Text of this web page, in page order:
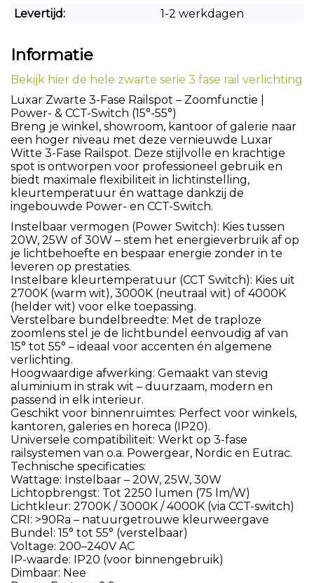
Levertijd:
1-2 werkdagen
Informatie
Bekijk hier de hele zwarte serie 3 fase rail verlichting
Luxar Zwarte 3-Fase Railspot – Zoomfunctie |
Power- & CCT-Switch (15°-55°)
Breng je winkel, showroom, kantoor of galerie naar
een hoger niveau met deze vernieuwde Luxar
Witte 3-Fase Railspot. Deze stijlvolle en krachtige
spot is ontworpen voor professioneel gebruik en
biedt maximale flexibiliteit in lichtinstelling,
kleurtemperatuur én wattage dankzij de
ingebouwde Power- en CCT-Switch.
Instelbaar vermogen (Power Switch): Kies tussen
20W, 25W of 30W – stem het energieverbruik af op
je lichtbehoefte en bespaar energie zonder in te
leveren op prestaties.
Instelbare kleurtemperatuur (CCT Switch): Kies uit
2700K (warm wit), 3000K (neutraal wit) of 4000K
(helder wit) voor elke toepassing.
Verstelbare bundelbreedte: Met de traploze
zoomlens stel je de lichtbundel eenvoudig af van
15° tot 55° – ideaal voor accenten én algemene
verlichting.
Hoogwaardige afwerking: Gemaakt van stevig
aluminium in strak wit – duurzaam, modern en
passend in elk interieur.
Geschikt voor binnenruimtes: Perfect voor winkels,
kantoren, galeries en horeca (IP20).
Universele compatibiliteit: Werkt op 3-fase
railsystemen van o.a. Powergear, Nordic en Eutrac.
Technische specificaties:
Wattage: Instelbaar – 20W, 25W, 30W
Lichtopbrengst: Tot 2250 lumen (75 lm/W)
Lichtkleur: 2700K / 3000K / 4000K (via CCT-switch)
CRI: >90Ra – natuurgetrouwe kleurweergave
Bundel: 15° tot 55° (verstelbaar)
Voltage: 200–240V AC
IP-waarde: IP20 (voor binnengebruik)
Dimbaar: Nee